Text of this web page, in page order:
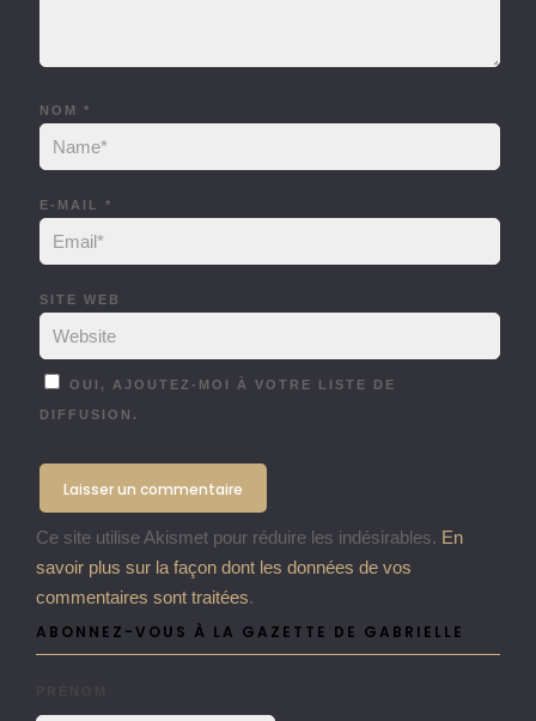
NOM *
E-MAIL *
SITE WEB
OUI, AJOUTEZ-MOI À VOTRE LISTE DE
DIFFUSION.
Ce site utilise Akismet pour réduire les indésirables. En
savoir plus sur la façon dont les données de vos
commentaires sont traitées.
ABONNEZ-VOUS À LA GAZETTE DE GABRIELLE